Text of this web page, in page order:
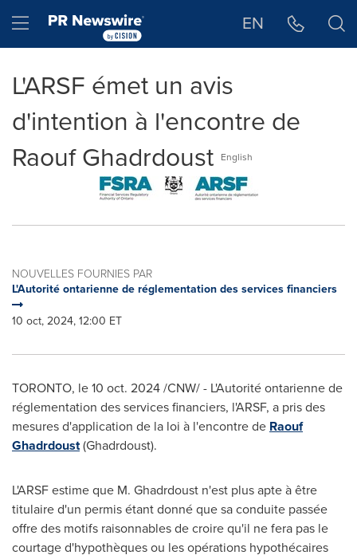
Hamburger menu EN
L'ARSF émet un avis
d'intention à l'encontre de
Raouf Ghadrdoust English
NOUVELLES FOURNIES PAR
L'Autorité ontarienne de réglementation des services financiers
10 oct, 2024, 12:00 ET
TORONTO, le10 oct. 2024/CNW/ - L'Autorité ontarienne de
réglementation des services financiers, l'ARSF, a pris des
mesures d'application de la loi à l'encontre de Raouf
Ghadrdoust(Ghadrdoust).
L'ARSF estime que M. Ghadrdoust n'est plus apte à être
titulaire d'un permis étant donné que sa conduite passée
offre des motifs raisonnables de croire qu'il ne fera pas le
courtage d'hypothèques ou les opérations hypothécaires